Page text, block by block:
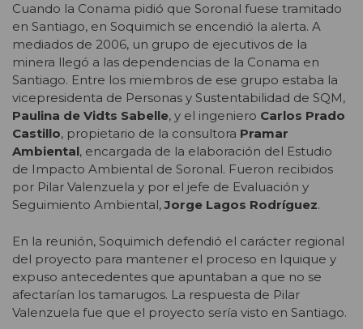
Cuando la Conama pidió que Soronal fuese tramitado
en Santiago, en Soquimich se encendió la alerta. A
mediados de 2006, un grupo de ejecutivos de la
minera llegó a las dependencias de la Conama en
Santiago. Entre los miembros de ese grupo estaba la
vicepresidenta de Personas y Sustentabilidad de SQM,
Paulina de Vidts Sabelle, y el ingeniero Carlos Prado
Castillo, propietario de la consultora Pramar
Ambiental, encargada de la elaboración del Estudio
de Impacto Ambiental de Soronal. Fueron recibidos
por Pilar Valenzuela y por el jefe de Evaluación y
Seguimiento Ambiental,Jorge Lagos Rodríguez.
En la reunión, Soquimich defendió el carácter regional
del proyecto para mantener el proceso en Iquique y
expuso antecedentes que apuntaban a que no se
afectarían los tamarugos. La respuesta de Pilar
Valenzuela fue que el proyecto sería visto en Santiago.